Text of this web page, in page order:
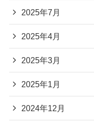
2025年7月
2025年4月
2025年3月
2025年1月
2024年12月